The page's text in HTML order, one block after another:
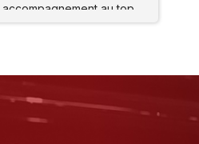
a été réglé immédiatement
Ainsi qu’à tout le staff pour leur